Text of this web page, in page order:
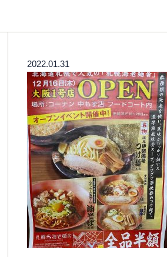
2022.01.31